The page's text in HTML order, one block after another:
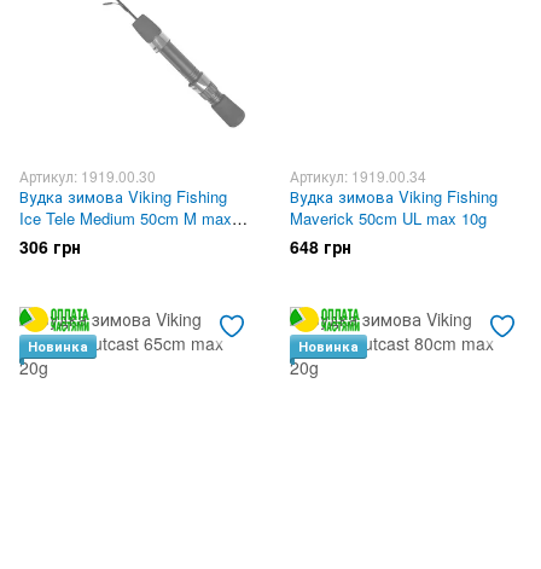
Артикул: 1919.00.30
Вудка зимова Viking Fishing
Ice Tele Medium 50сm M max
25g
306 грн
Артикул: 1919.00.34
Вудка зимова Viking Fishing
Maverick 50cm UL max 10g
648 грн
Новинка Новинка